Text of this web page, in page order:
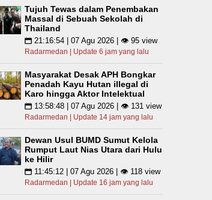
Tujuh Tewas dalam Penembakan
Massal di Sebuah Sekolah di
Thailand
📅 21:16:54 | 07 Agu 2026 | 👁 95 view
Radarmedan | Update 6 jam yang lalu
Masyarakat Desak APH Bongkar
Penadah Kayu Hutan illegal di
Karo hingga Aktor Intelektual
📅 13:58:48 | 07 Agu 2026 | 👁 131 view
Radarmedan | Update 14 jam yang lalu
Dewan Usul BUMD Sumut Kelola
Rumput Laut Nias Utara dari Hulu
ke Hilir
📅 11:45:12 | 07 Agu 2026 | 👁 118 view
Radarmedan | Update 16 jam yang lalu